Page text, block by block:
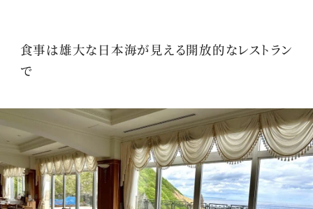
食事は雄大な日本海が見える開放的なレストラン
で